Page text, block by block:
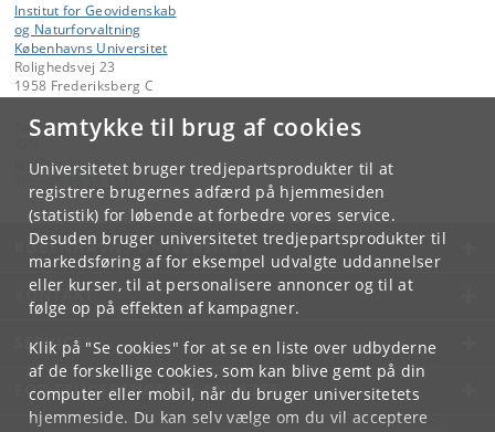
Samtykke til brug af cookies
Universitetet bruger tredjepartsprodukter til at
registrere brugernes adfærd på hjemmesiden
(statistik) for løbende at forbedre vores service.
Desuden bruger universitetet tredjepartsprodukter til
markedsføring af for eksempel udvalgte uddannelser
eller kurser, til at personalisere annoncer og til at
følge op på effekten af kampagner.
Klik på "Se cookies" for at se en liste over udbyderne
af de forskellige cookies, som kan blive gemt på din
computer eller mobil, når du bruger universitetets
hjemmeside. Du kan selv vælge om du vil acceptere
Institut for Geovidenskab
og Naturforvaltning
Københavns Universitet
Rolighedsvej 23
1958 Frederiksberg C
Kontakt:
ign @ign. ku.dk
KØBENHAVNS UNIVERSITET
KONTAKT
SERVICES
FOR STUDERENDE OG ANSATTE